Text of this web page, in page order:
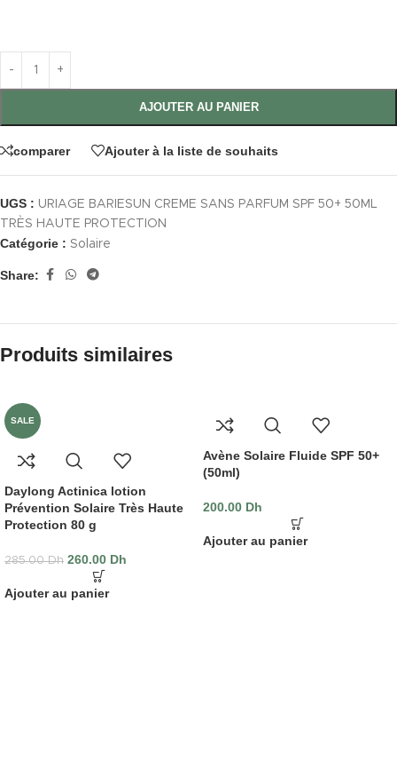
AJOUTER AU PANIER
comparer Ajouter à la liste de souhaits
UGS : URIAGE BARIESUN CREME SANS PARFUM SPF 50+ 50ML
TRÈS HAUTE PROTECTION
Catégorie : Solaire
Share:
Produits similaires
SALE
Daylong Actinica lotion
Prévention Solaire Très Haute
Protection 80 g
285.00Dh 260.00 Dh
Ajouter au panier
Avène Solaire Fluide SPF 50+
(50ml)
200.00 Dh
Ajouter au panier